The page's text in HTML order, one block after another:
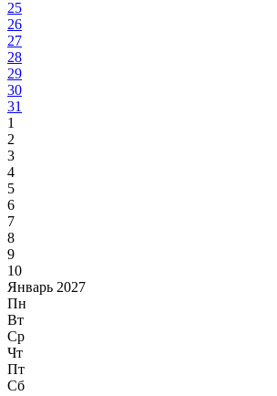
25
26
27
28
29
30
31
1
2
3
4
5
6
7
8
9
10
Январь 2027
Пн
Вт
Ср
Чт
Пт
Сб